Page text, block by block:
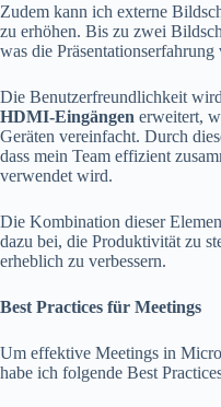
Zudem kann ich externe
zu erhöhen. Bis zu zwei
was die Präsentationserfahrung
Die Benutzerfreundlichkeit
HDMI-Eingängen erweitert,
Geräten vereinfacht. Durch
dass mein Team effizient
verwendet wird.
Die Kombination dieser
dazu bei, die Produktivität zu
erheblich zu verbessern.
Best Practices für Meetings
Um effektive Meetings in
habe ich folgende Best